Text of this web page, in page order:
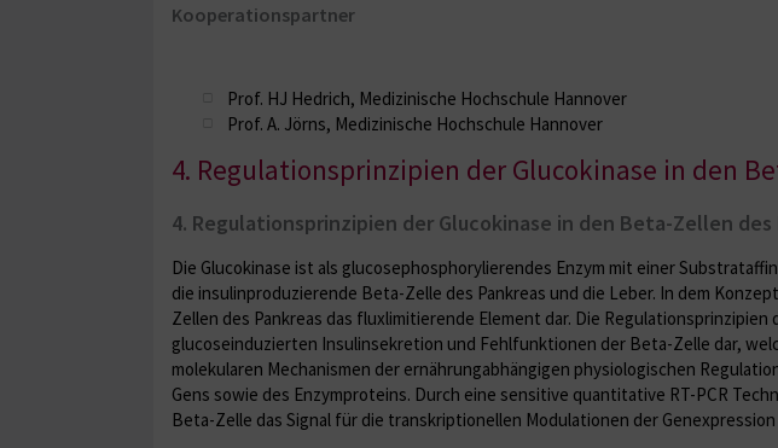
Kooperationspartner
Prof. HJ Hedrich, Medizinische Hochschule Hannover
Prof. A. Jörns, Medizinische Hochschule Hannover
4. Regulationsprinzipien der Glucokinase in den
4. Regulationsprinzipien der Glucokinase in den Beta-Zellen des
Die Glucokinase ist als glucosephosphorylierendes Enzym mit einer
die insulinproduzierende Beta-Zelle des Pankreas und die Leber. In dem
Zellen des Pankreas das fluxlimitierende Element dar. Die
glucoseinduzierten Insulinsekretion und Fehlfunktionen der Beta-Zelle dar,
molekularen Mechanismen der ernährungabhängigen physiologischen
Gens sowie des Enzymproteins. Durch eine sensitive quanti­tative RT-PCR
Beta-Zelle das Signal für die transkriptionellen Modulationen der